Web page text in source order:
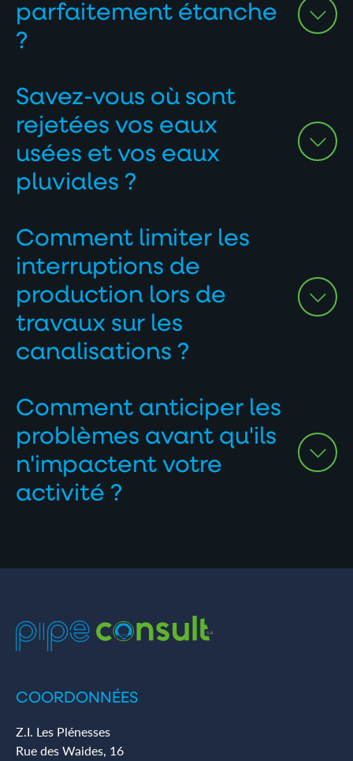
Contactez-nous
parfaitement étanche
?
Savez-vous où sont
rejetées vos eaux
usées et vos eaux
pluviales ?
Comment limiter les
interruptions de
production lors de
travaux sur les
canalisations ?
Comment anticiper les
problèmes avant qu'ils
n'impactent votre
activité ?
COORDONNÉES
Z.I. Les Plénesses
Rue des Waides, 16